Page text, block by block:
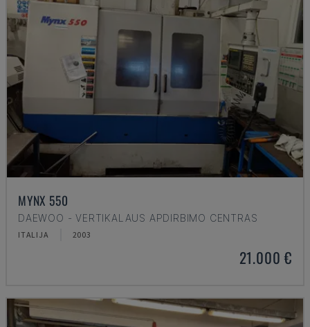
MYNX 550
DAEWOO - VERTIKALAUS APDIRBIMO CENTRAS
ITALIJA 2003
21.000 €